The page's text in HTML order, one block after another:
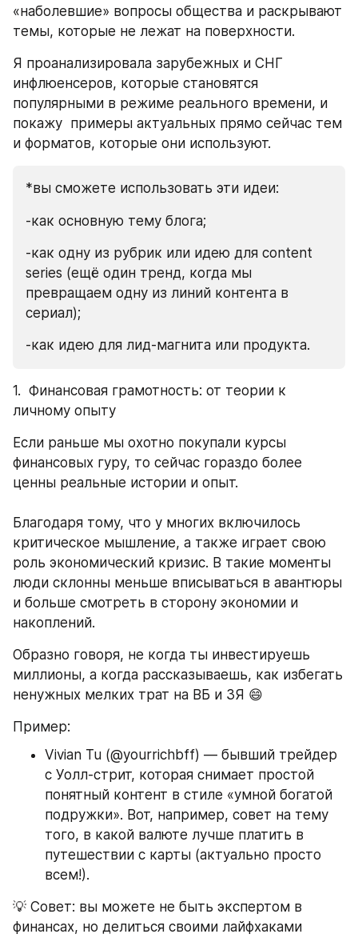
«наболевшие» вопросы общества и раскрывают
темы, которые не лежат на поверхности.
Я проанализировала зарубежных и СНГ
инфлюенсеров, которые становятся
популярными в режиме реального времени, и
покажу  примеры актуальных прямо сейчас тем
и форматов, которые они используют.
*вы сможете использовать эти идеи:
-как основную тему блога;
-как одну из рубрик или идею для content
series (ещё один тренд, когда мы
превращаем одну из линий контента в
сериал);
-как идею для лид-магнита или продукта.
1.  Финансовая грамотность: от теории к
личному опыту
Если раньше мы охотно покупали курсы
финансовых гуру, то сейчас гораздо более
ценны реальные истории и опыт.
Благодаря тому, что у многих включилось
критическое мышление, а также играет свою
роль экономический кризис. В такие моменты
люди склонны меньше вписываться в авантюры
и больше смотреть в сторону экономии и
накоплений.
Образно говоря, не когда ты инвестируешь
миллионы, а когда рассказываешь, как избегать
ненужных мелких трат на ВБ и ЗЯ 😄
Пример:
Vivian Tu (@yourrichbff) — бывший трейдер
с Уолл-стрит, которая снимает простой
понятный контент в стиле «умной богатой
подружки». Вот, например, совет на тему
того, в какой валюте лучше платить в
путешествии с карты (актуально просто
всем!).
💡 Совет: вы можете не быть экспертом в
финансах, но делиться своими лайфхаками